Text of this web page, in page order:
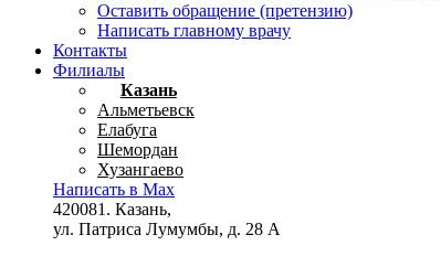
Оставить обращение (претензию)
Написать главному врачу
Контакты
Филиалы
Казань
Альметьевск
Елабуга
Шемордан
Хузангаево
Написать в Max
420081. Казань,
ул. Патриса Лумумбы, д. 28 А